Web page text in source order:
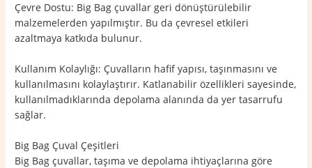
Çevre Dostu: Big Bag çuvallar geri dönüştürülebilir
malzemelerden yapılmıştır. Bu da çevresel etkileri
azaltmaya katkıda bulunur.
Kullanım Kolaylığı: Çuvalların hafif yapısı, taşınmasını ve
kullanılmasını kolaylaştırır. Katlanabilir özellikleri sayesinde,
kullanılmadıklarında depolama alanında da yer tasarrufu
sağlar.
Big Bag Çuval Çeşitleri
Big Bag çuvallar, taşıma ve depolama ihtiyaçlarına göre